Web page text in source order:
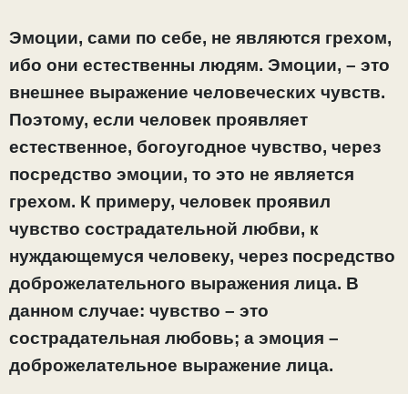
Эмоции, сами по себе, не являются грехом,
ибо они естественны людям. Эмоции, – это
внешнее выражение человеческих чувств.
Поэтому, если человек проявляет
естественное, богоугодное чувство, через
посредство эмоции, то это не является
грехом. К примеру, человек проявил
чувство сострадательной любви, к
нуждающемуся человеку, через посредство
доброжелательного выражения лица. В
данном случае: чувство – это
сострадательная любовь; а эмоция –
доброжелательное выражение лица.